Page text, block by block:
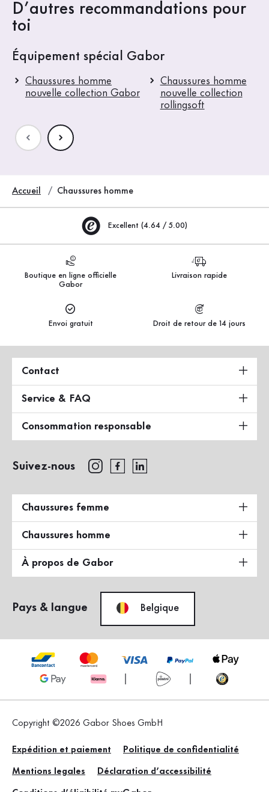
D’autres recommandations pour
toi
Équipement spécial Gabor
Chaussures homme
nouvelle collection Gabor
Chaussures homme
nouvelle collection
rollingsoft
Accueil Chaussures homme
Excellent (4.64 / 5.00)
Boutique en ligne officielle
Gabor
Livraison rapide
Envoi gratuit Droit de retour de 14 jours
Contact
Service & FAQ
Consommation responsable
Suivez-nous
Chaussures femme
Chaussures homme
À propos de Gabor
Pays & langue Belgique
Copyright ©2026 Gabor Shoes GmbH
Expédition et paiement Politique de confidentialité
Mentions legales Déclaration d’accessibilité